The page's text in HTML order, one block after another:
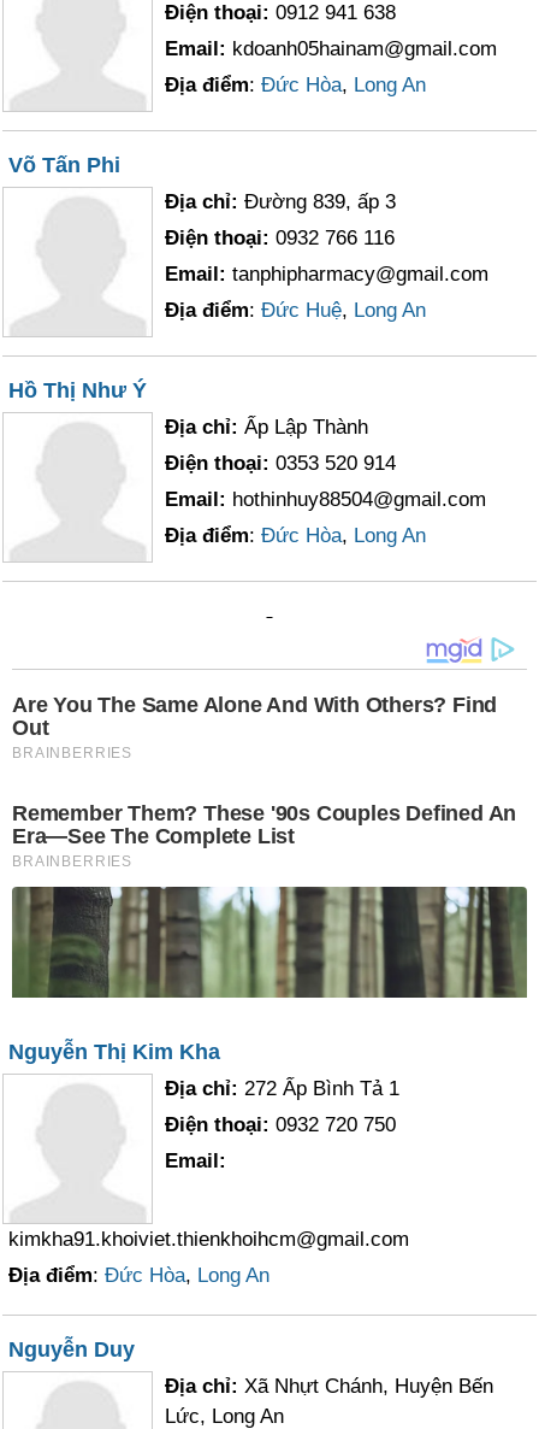
Điện thoại:0912 941 638
Email: kdoanh05hainam@gmail.com
Địa điểm:Đức Hòa, Long An
Võ Tấn Phi
Địa chỉ:Đường 839, ấp 3
Điện thoại:0932 766 116
Email:tanphipharmacy@gmail.com
Địa điểm:Đức Huệ, Long An
Hồ Thị Như Ý
Địa chỉ:Ấp Lập Thành
Điện thoại:0353 520 914
Email: hothinhuy88504@gmail.com
Địa điểm:Đức Hòa, Long An
Nguyễn Thị Kim Kha
Địa chỉ:272 Ấp Bình Tả 1
Điện thoại:0932 720 750
Email:
kimkha91.khoiviet.thienkhoihcm@gmail.com
Địa điểm:Đức Hòa, Long An
Nguyễn Duy
Địa chỉ:Xã Nhựt Chánh, Huyện Bến
Lức, Long An